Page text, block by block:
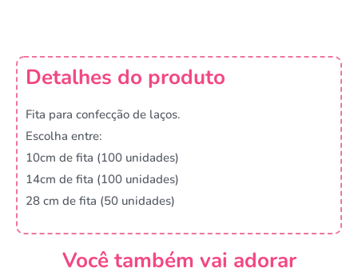
Detalhes do produto
Fita para confecção de laços.
Escolha entre:
10cm de fita (100 unidades)
14cm de fita (100 unidades)
28 cm de fita (50 unidades)
Você também vai adorar